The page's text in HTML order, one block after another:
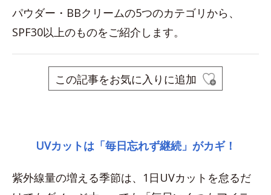
パウダー・BBクリームの5つのカテゴリから、
SPF30以上のものをご紹介します。
この記事をお気に入りに追加
UVカットは「毎日忘れず継続」がカギ！
紫外線量の増える季節は、1日UVカットを怠るだ